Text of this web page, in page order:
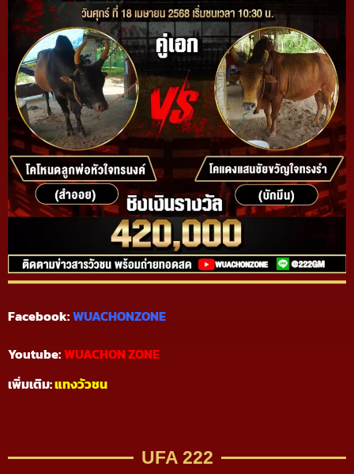
Facebook:WUACHONZONE
Youtube:WUACHON ZONE
เพิ่มเติม:แทงวัวชน
UFA 222